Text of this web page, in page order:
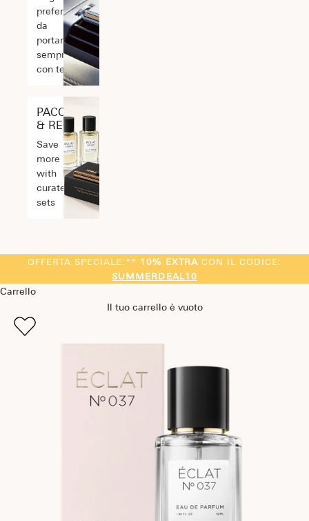
preferita
da
portare
sempre
con te
PACCHETTI
& REGALI
Save
more
with
curated
sets
OFFERTA SPECIALE:** 10% EXTRACON IL CODICE:
SUMMERDEAL10
Carrello
Il tuo carrello è vuoto